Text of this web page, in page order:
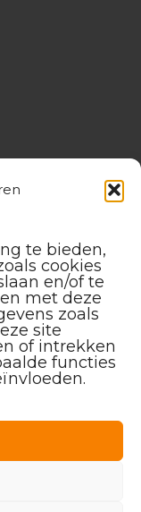
te bieden,
cookies
en/of te
met deze
zoals
site
of intrekken
functies